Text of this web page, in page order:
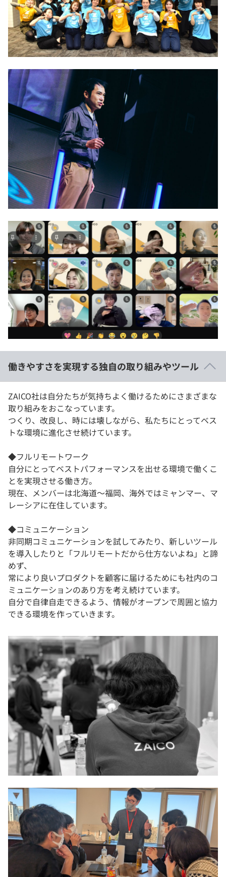
働きやすさを実現する独自の取り組みやツール
ZAICO社は自分たちが気持ちよく働けるためにさまざまな
取り組みをおこなっています。
つくり、改良し、時には壊しながら、私たちにとってベス
トな環境に進化させ続けています。
◆フルリモートワーク
自分にとってベストパフォーマンスを出せる環境で働くこ
とを実現させる働き方。
現在、メンバーは北海道〜福岡、海外ではミャンマー、マ
レーシアに在住しています。
◆コミュニケーション
非同期コミュニケーションを試してみたり、新しいツール
を導入したりと「フルリモートだから仕方ないよね」と諦
めず、
常により良いプロダクトを顧客に届けるためにも社内のコ
ミュニケーションのあり方を考え続けています。
自分で自律自走できるよう、情報がオープンで周囲と協力
できる環境を作っていきます。